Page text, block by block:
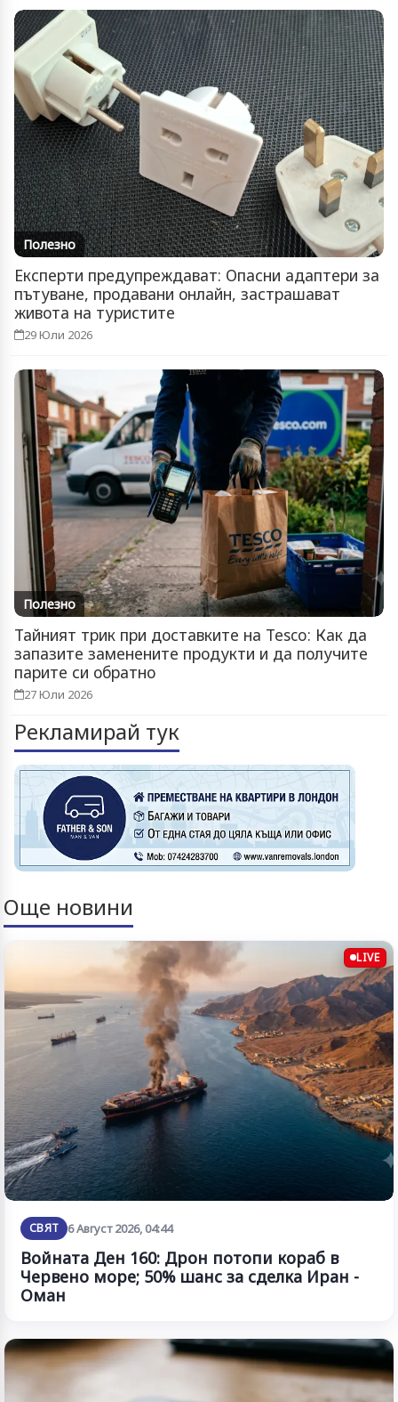
Полезно
Експерти предупреждават: Опасни адаптери за
пътуване, продавани онлайн, застрашават
живота на туристите
29 Юли 2026
Полезно
Тайният трик при доставките на Tesco: Как да
запазите заменените продукти и да получите
парите си обратно
27 Юли 2026
Рекламирай тук
Още новини
LIVE
СВЯТ 6 Август 2026, 04:44
Войната Ден 160: Дрон потопи кораб в
Червено море; 50% шанс за сделка Иран -
Оман